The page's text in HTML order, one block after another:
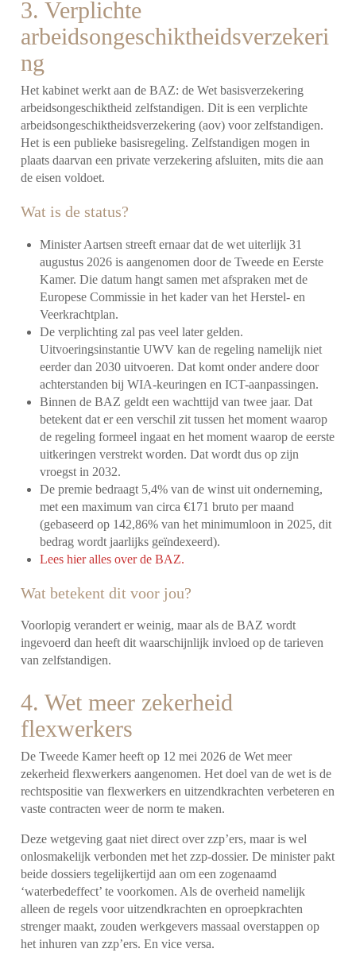
3. Verplichte
arbeidsongeschiktheidsverzekeri
ng
Het kabinet werkt aan de BAZ: de Wet basisverzekering
arbeidsongeschiktheid zelfstandigen. Dit is een verplichte
arbeidsongeschiktheidsverzekering (aov) voor zelfstandigen.
Het is een publieke basisregeling. Zelfstandigen mogen in
plaats daarvan een private verzekering afsluiten, mits die aan
de eisen voldoet.
Wat is de status?
Minister Aartsen streeft ernaar dat de wet uiterlijk 31
augustus 2026 is aangenomen door de Tweede en Eerste
Kamer. Die datum hangt samen met afspraken met de
Europese Commissie in het kader van het Herstel- en
Veerkrachtplan.
De verplichting zal pas veel later gelden.
Uitvoeringsinstantie UWV kan de regeling namelijk niet
eerder dan 2030 uitvoeren. Dat komt onder andere door
achterstanden bij WIA-keuringen en ICT-aanpassingen.
Binnen de BAZ geldt een wachttijd van twee jaar. Dat
betekent dat er een verschil zit tussen het moment waarop
de regeling formeel ingaat en het moment waarop de eerste
uitkeringen verstrekt worden. Dat wordt dus op zijn
vroegst in 2032.
De premie bedraagt 5,4% van de winst uit onderneming,
met een maximum van circa €171 bruto per maand
(gebaseerd op 142,86% van het minimumloon in 2025, dit
bedrag wordt jaarlijks geïndexeerd).
Lees hier alles over de BAZ.
Wat betekent dit voor jou?
Voorlopig verandert er weinig, maar als de BAZ wordt
ingevoerd dan heeft dit waarschijnlijk invloed op de tarieven
van zelfstandigen.
4. Wet meer zekerheid
flexwerkers
De Tweede Kamer heeft op 12 mei 2026 deWet meer
zekerheid flexwerkers aangenomen. Het doel van de wet is de
rechtspositie van flexwerkers en uitzendkrachten verbeteren en
vaste contracten weer de norm te maken.
Deze wetgeving gaat niet direct over zzp’ers, maar is wel
onlosmakelijk verbonden met het zzp-dossier. De minister pakt
beide dossiers tegelijkertijd aan om een zogenaamd
‘waterbedeffect’ te voorkomen. Als de overheid namelijk
alleen de regels voor uitzendkrachten en oproepkrachten
strenger maakt, zouden werkgevers massaal overstappen op
het inhuren van zzp’ers. En vice versa.